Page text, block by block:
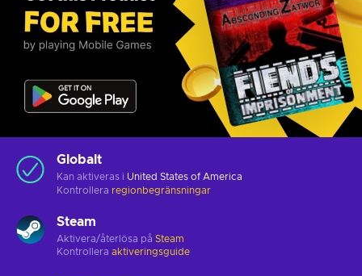
Globalt
Kan aktiveras i United States of America
Kontrollera regionbegränsningar
Steam
Aktivera/återlösa på Steam
Kontrollera aktiveringsguide